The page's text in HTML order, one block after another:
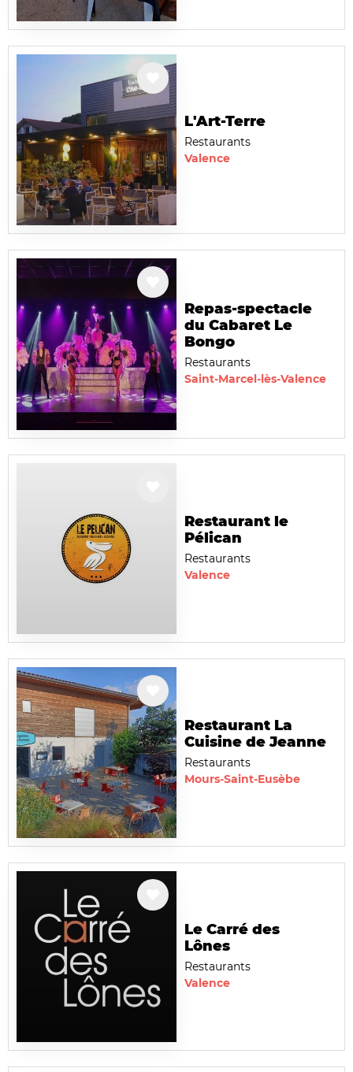
L'Art-Terre
Restaurants
Valence
Repas-spectacle
du Cabaret Le
Bongo
Restaurants
Saint-Marcel-lès-Valence
Restaurant le
Pélican
Restaurants
Valence
Restaurant La
Cuisine de Jeanne
Restaurants
Mours-Saint-Eusèbe
Le Carré des
Lônes
Restaurants
Valence